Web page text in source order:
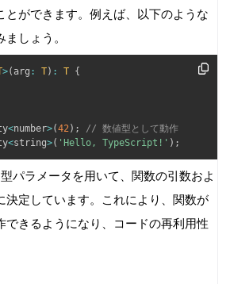
とができます。例えば、以下のような
しょう。
>( arg : T) : T {
<number>(42) ;
// 数値型として動作
<string>( 'Hello, TypeScript!' ) ;
パラメータを用いて、関数の引数およ
決定しています。これにより、関数が
できるようになり、コードの再利用性